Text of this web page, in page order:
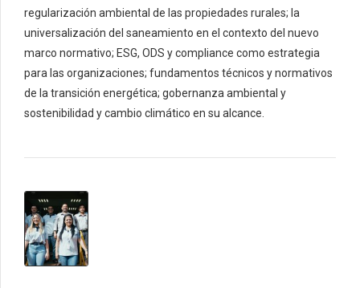
regularización ambiental de las propiedades rurales; la
universalización del saneamiento en el contexto del nuevo
marco normativo; ESG, ODS y compliance como estrategia
para las organizaciones; fundamentos técnicos y normativos
de la transición energética; gobernanza ambiental y
sostenibilidad y cambio climático en su alcance.